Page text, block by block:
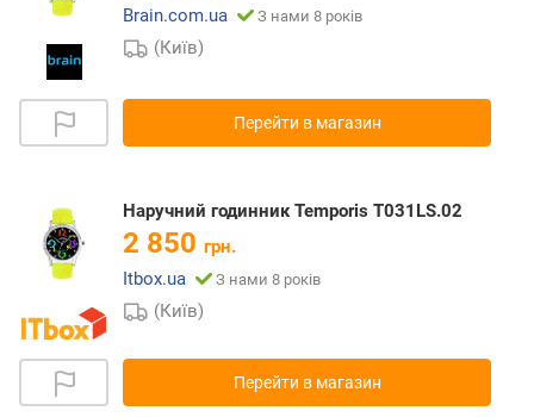
Brain.com.ua
З нами 8 років
(Київ)
Перейти в магазин
Наручний годинник Temporis T031LS.02
2 850 грн.
Itbox.ua
З нами 8 років
(Київ)
Перейти в магазин